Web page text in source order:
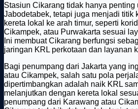
Stasiun Cikarang tidak hanya penting
Jabodetabek, tetapi juga menjadi titik
kereta lokal ke arah timur, seperti
Cikampek, atau Purwakarta sesuai
Ini membuat Cikarang berfungsi
jaringan KRL perkotaan dan layanan
Bagi penumpang dari Jakarta yang
atau Cikampek, salah satu pola
dipertimbangkan adalah naik KRL
melanjutkan dengan kereta lokal
penumpang dari Karawang atau